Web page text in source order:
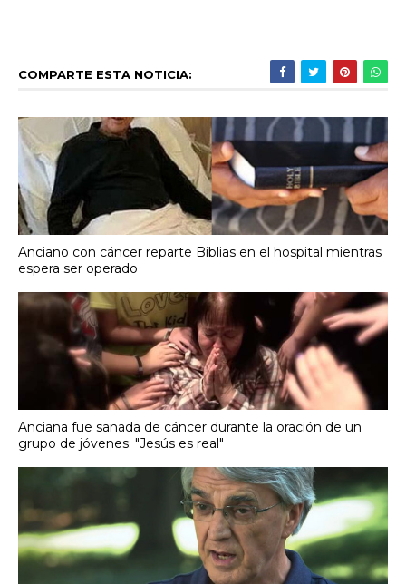
COMPARTE ESTA NOTICIA:
Anciano con cáncer reparte Biblias en el hospital mientras
espera ser operado
Anciana fue sanada de cáncer durante la oración de un
grupo de jóvenes: "Jesús es real"